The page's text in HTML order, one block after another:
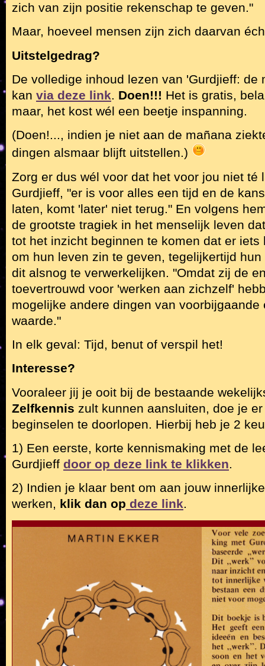
zich van zijn positie rekenschap te geven."
Maar, hoeveel mensen zijn zich daarvan
Uitstelgedrag?
De volledige inhoud lezen van 'Gurdjieff: de
kan via deze link. Doen!!! Het is gratis,
maar, het kost wél een beetje inspanning.
(Doen!..., indien je niet aan de mañana
dingen alsmaar blijft uitstellen.)
Zorg er dus wél voor dat het voor jou niet té
Gurdjieff, "er is voor alles een tijd en de
laten, komt 'later' niet terug." En volgens
de grootste tragiek in het menselijk leven
tot het inzicht beginnen te komen dat er iets
om hun leven zin te geven, tegelijkertijd
dit alsnog te verwerkelijken. "Omdat zij de
toevertrouwd voor 'werken aan zichzelf'
mogelijke andere dingen van voorbijgaande
waarde."
In elk geval: Tijd, benut of verspil het!
Interesse?
Vooraleer jij je ooit bij de bestaande
Zelfkennis zult kunnen aansluiten, doe je
beginselen te doorlopen. Hierbij heb je 2
1) Een eerste, korte kennismaking met de
Gurdjieff door op deze link te klikken.
2) Indien je klaar bent om aan jouw
werken, klik dan op deze link.